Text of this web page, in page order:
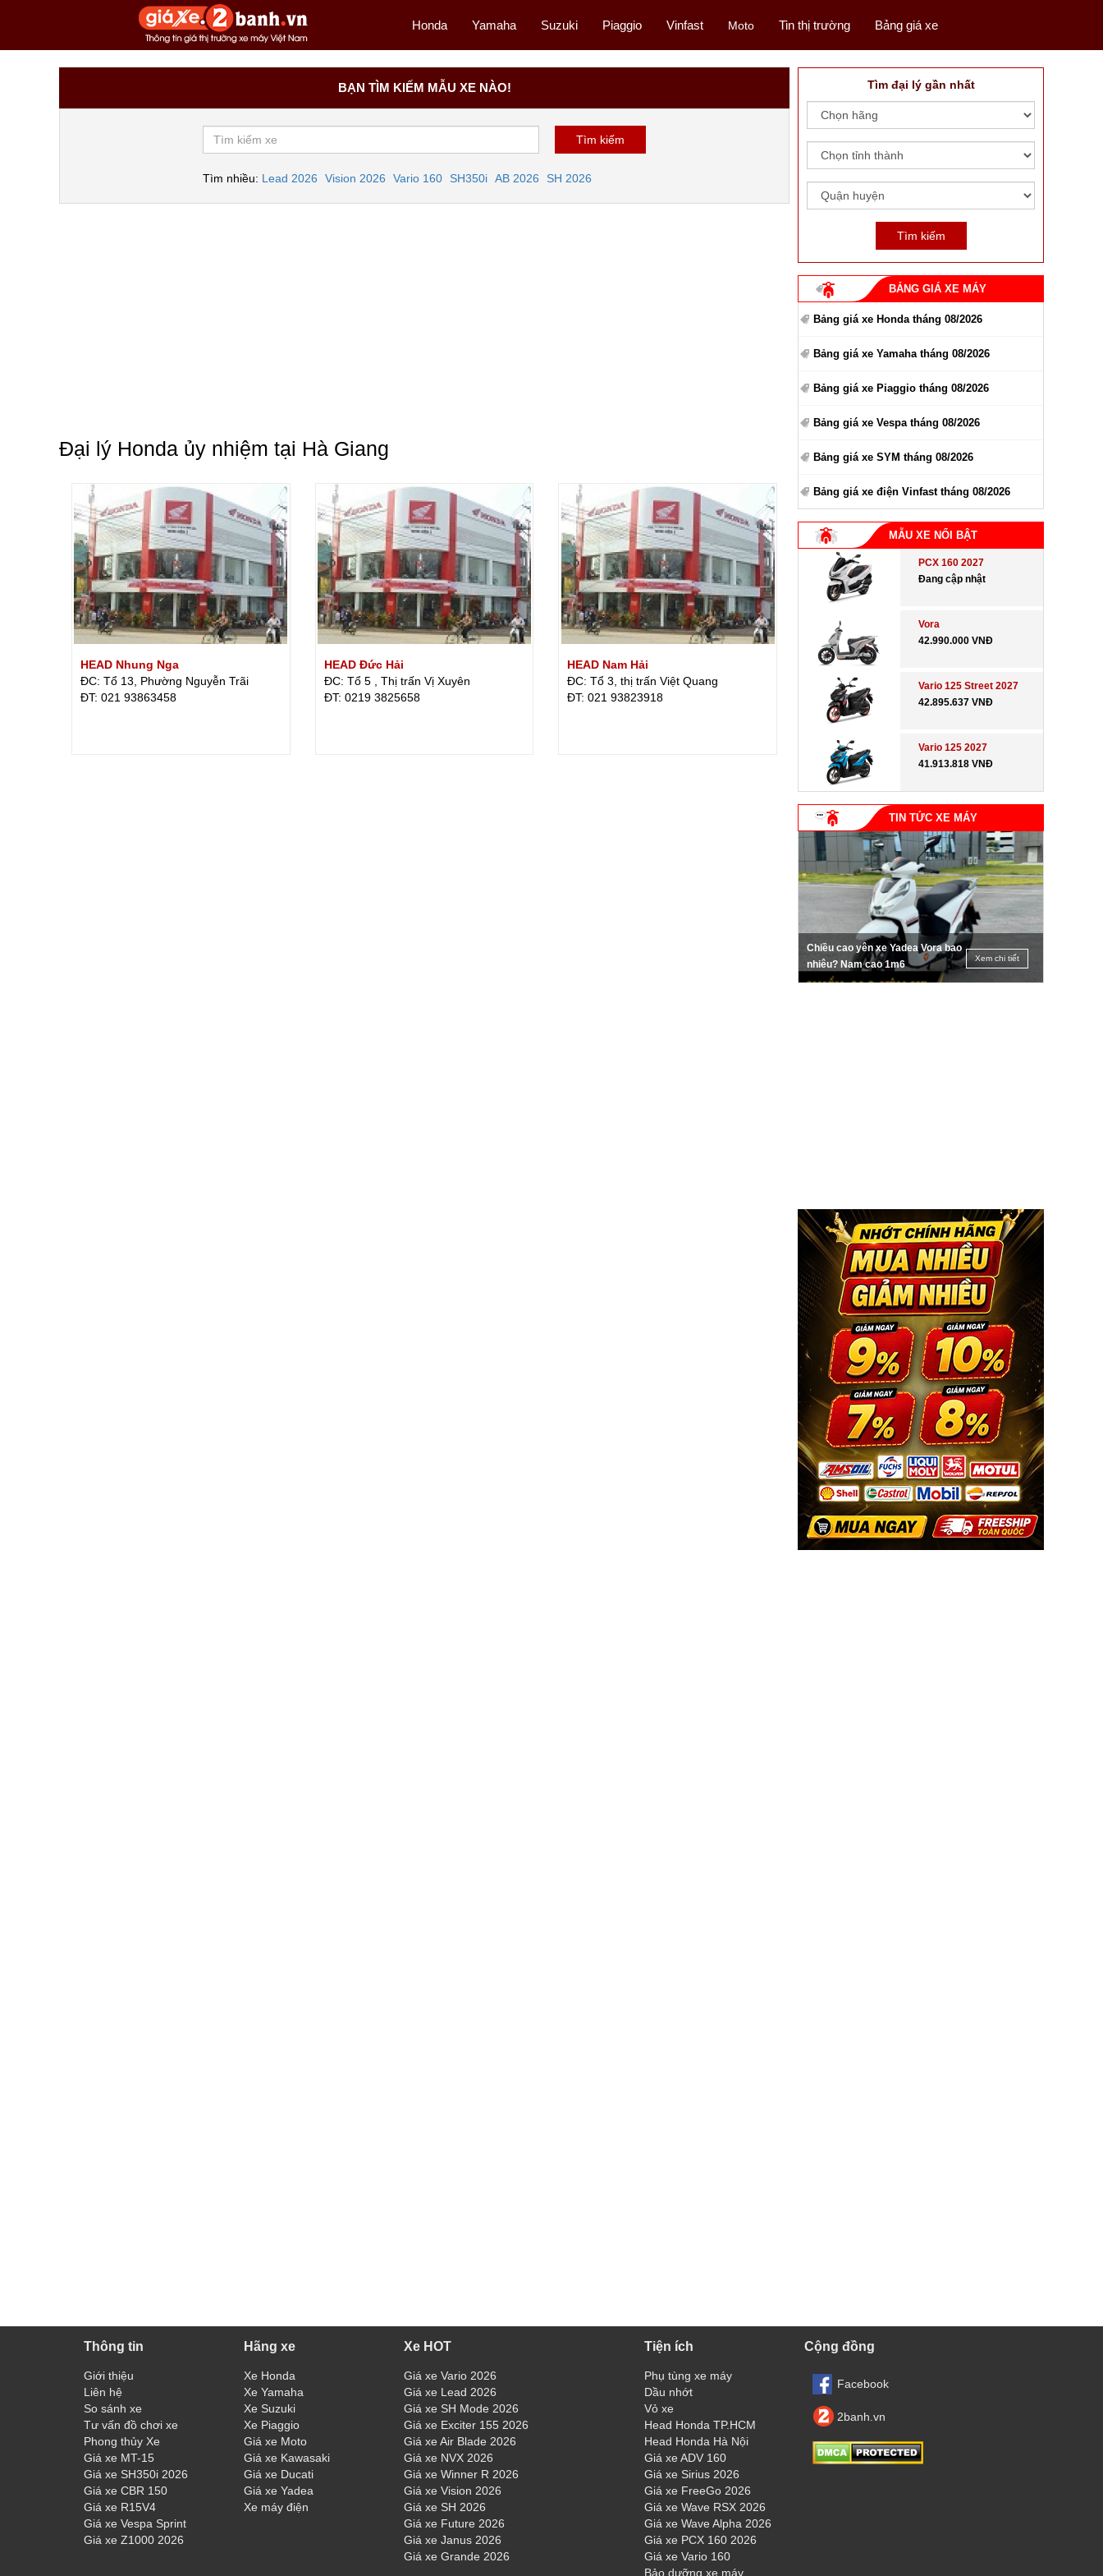
Honda Yamaha Suzuki Piaggio Vinfast Moto Tin thị trường Bảng giá xe
BẠN TÌM KIẾM MẪU XE NÀO!
Tìm nhiều: Lead 2026 Vision 2026 Vario 160 SH350i AB 2026 SH 2026
Đại lý Honda ủy nhiệm tại Hà Giang
HEAD Nhung Nga
ĐC: Tổ 13, Phường Nguyễn Trãi
ÐT: 021 93863458
HEAD Đức Hải
ĐC: Tổ 5 , Thị trấn Vị Xuyên
ÐT: 0219 3825658
HEAD Nam Hải
ĐC: Tổ 3, thị trấn Việt Quang
ÐT: 021 93823918
Tìm đại lý gần nhất
BẢNG GIÁ XE MÁY
Bảng giá xe Honda tháng 08/2026
Bảng giá xe Yamaha tháng 08/2026
Bảng giá xe Piaggio tháng 08/2026
Bảng giá xe Vespa tháng 08/2026
Bảng giá xe SYM tháng 08/2026
Bảng giá xe điện Vinfast tháng 08/2026
MẪU XE NỔI BẬT
PCX 160 2027
Đang cập nhật
Vora
42.990.000 VNĐ
Vario 125 Street 2027
42.895.637 VNĐ
Vario 125 2027
41.913.818 VNĐ
TIN TỨC XE MÁY
Chiều cao yên xe Yadea Vora bao
nhiêu? Nam cao 1m6
Xem chi tiết
Thông tin
Giới thiệu
Liên hệ
So sánh xe
Tư vấn đồ chơi xe
Phong thủy Xe
Giá xe MT-15
Giá xe SH350i 2026
Giá xe CBR 150
Giá xe R15V4
Giá xe Vespa Sprint
Giá xe Z1000 2026
Hãng xe
Xe Honda
Xe Yamaha
Xe Suzuki
Xe Piaggio
Giá xe Moto
Giá xe Kawasaki
Giá xe Ducati
Giá xe Yadea
Xe máy điện
Xe HOT
Giá xe Vario 2026
Giá xe Lead 2026
Giá xe SH Mode 2026
Giá xe Exciter 155 2026
Giá xe Air Blade 2026
Giá xe NVX 2026
Giá xe Winner R 2026
Giá xe Vision 2026
Giá xe SH 2026
Giá xe Future 2026
Giá xe Janus 2026
Giá xe Grande 2026
Tiện ích
Phụ tùng xe máy
Dầu nhớt
Vỏ xe
Head Honda TP.HCM
Head Honda Hà Nội
Giá xe ADV 160
Giá xe Sirius 2026
Giá xe FreeGo 2026
Giá xe Wave RSX 2026
Giá xe Wave Alpha 2026
Giá xe PCX 160 2026
Giá xe Vario 160
Bảo dưỡng xe máy
Cộng đồng
Facebook
2banh.vn